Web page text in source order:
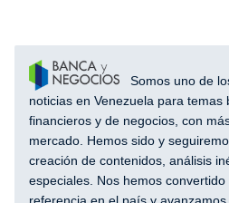
Somos uno de
noticias en Venezuela para temas
financieros y de negocios, con
mercado. Hemos sido y
creación de contenidos, análisis
especiales. Nos hemos